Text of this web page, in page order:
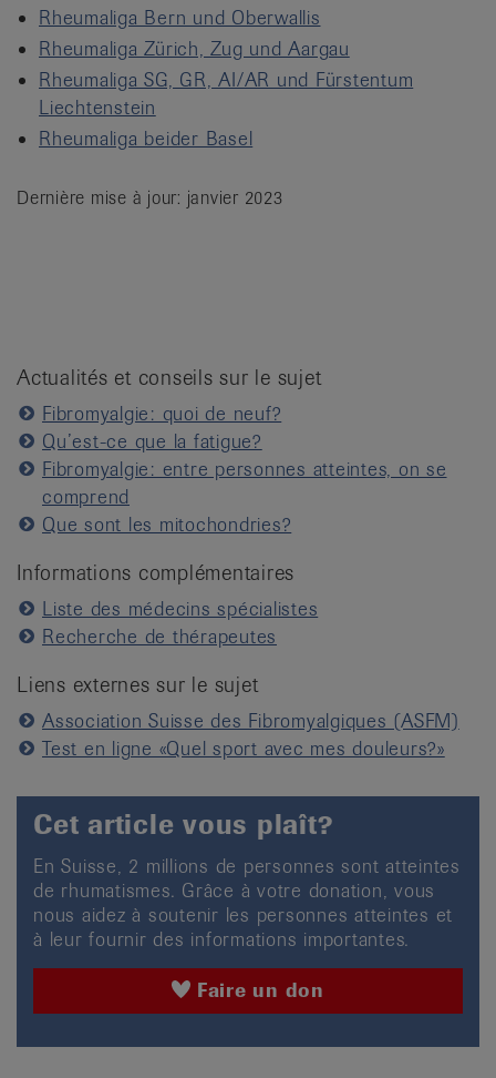
Rheumaliga Bern und Oberwallis
Rheumaliga Zürich, Zug und Aargau
Rheumaliga SG, GR, AI/AR und Fürstentum
Liechtenstein
Rheumaliga beider Basel
Dernière mise à jour: janvier 2023
Actualités et conseils sur le sujet
Fibromyalgie: quoi de neuf?
Qu’est-ce que la fatigue?
Fibromyalgie: entre personnes atteintes, on se
comprend
Que sont les mitochondries?
Informations complémentaires
Liste des médecins spécialistes
Recherche de thérapeutes
Liens externes sur le sujet
Association Suisse des Fibromyalgiques (ASFM)
Test en ligne «Quel sport avec mes douleurs?»
Cet article vous plaît?
En Suisse, 2 millions de personnes sont atteintes
de rhumatismes. Grâce à votre donation, vous
nous aidez à soutenir les personnes atteintes et
à leur fournir des informations importantes.
Faire un don